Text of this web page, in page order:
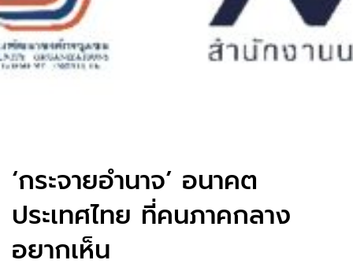
‘กระจายอำนาจ’ อนาคต
ประเทศไทย ที่คนภาคกลาง
อยากเห็น